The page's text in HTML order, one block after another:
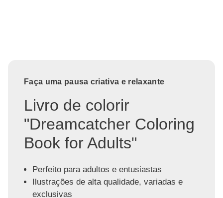
Faça uma pausa criativa e relaxante
Livro de colorir
"Dreamcatcher Coloring
Book for Adults"
Perfeito para adultos e entusiastas
Ilustrações de alta qualidade, variadas e
exclusivas